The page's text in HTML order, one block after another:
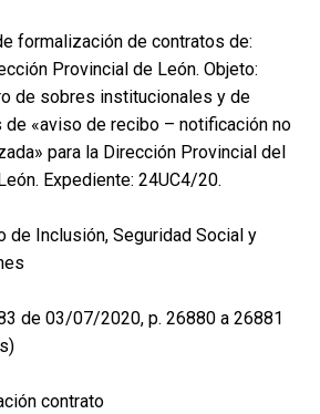
formalización de contratos de:
Provincial de León. Objeto:
de sobres institucionales y de
de «aviso de recibo – notificación no
para la Dirección Provincial del
Expediente: 24UC4/20.
de Inclusión, Seguridad Social y
de 03/07/2020, p. 26880 a 26881
contrato